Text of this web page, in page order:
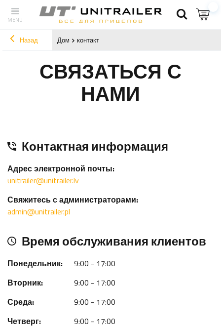
Назад Дом контакт
СВЯЗАТЬСЯ С
НАМИ
Контактная информация
Адрес электронной почты:
unitrailer@unitrailer.lv
Свяжитесь с администраторами:
admin@unitrailer.pl
Время обслуживания клиентов
Понедельник:
9:00 - 17:00
Вторник:
9:00 - 17:00
Среда:
9:00 - 17:00
Четверг:
9:00 - 17:00